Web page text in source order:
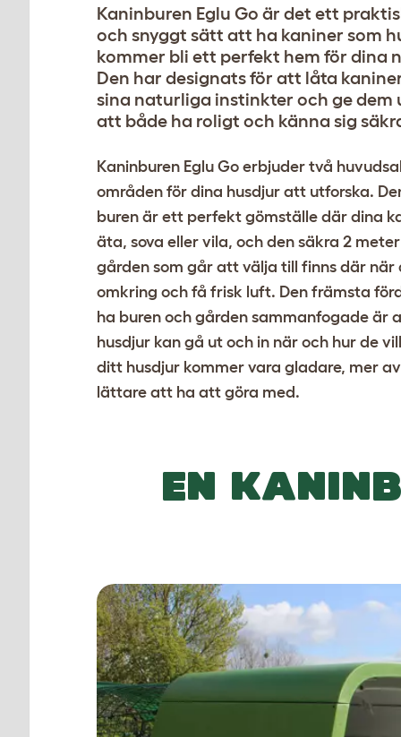
Kaninburen Eglu Go är det ett
och snyggt sätt att ha kaniner som
kommer bli ett perfekt hem för dina
Den har designats för att låta
sina naturliga instinkter och ge dem
att både ha roligt och känna sig
Kaninburen Eglu Go erbjuder två
områden för dina husdjur att utforska.
buren är ett perfekt gömställe där dina
äta, sova eller vila, och den säkra 2
gården som går att välja till finns där när
omkring och få frisk luft. Den främsta
ha buren och gården sammanfogade är
husdjur kan gå ut och in när och hur de
ditt husdjur kommer vara gladare, mer
lättare att ha att göra med.
EN